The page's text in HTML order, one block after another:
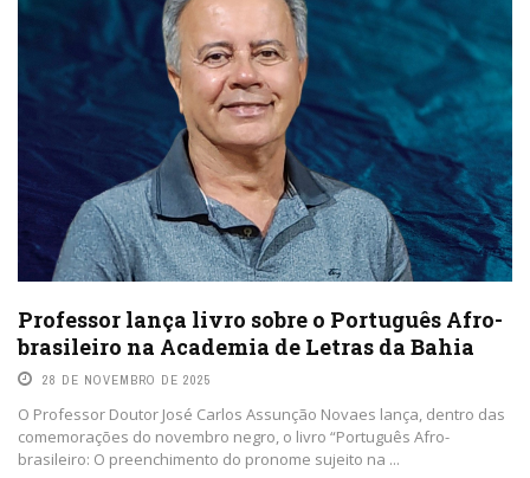
Professor lança livro sobre o Português Afro-
brasileiro na Academia de Letras da Bahia
28 DE NOVEMBRO DE 2025
O Professor Doutor José Carlos Assunção Novaes lança, dentro das
comemorações do novembro negro, o livro “Português Afro-
brasileiro: O preenchimento do pronome sujeito na ...